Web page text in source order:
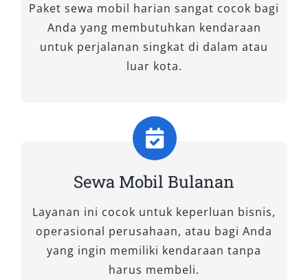
positif, serta layanan yang responsif. Penyedia
terpercaya biasanya transparan dalam
informasi, mulai dari harga hingga ketentuan
penumpang, tujuan perjalanan, dan durasi
penggunaan. Untuk perjalanan keluarga, MPV
seperti Innova lebih ideal, sementara city car
cocok untuk kebutuhan harian yang lebih
Paket sewa mobil harian sangat cocok bagi
Anda yang membutuhkan kendaraan
untuk perjalanan singkat di dalam atau
luar kota.
Sewa Mobil Bulanan
Layanan ini cocok untuk keperluan bisnis,
operasional perusahaan, atau bagi Anda
yang ingin memiliki kendaraan tanpa
harus membeli.